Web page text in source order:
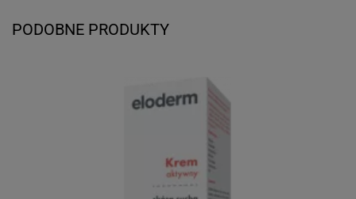
PODOBNE PRODUKTY